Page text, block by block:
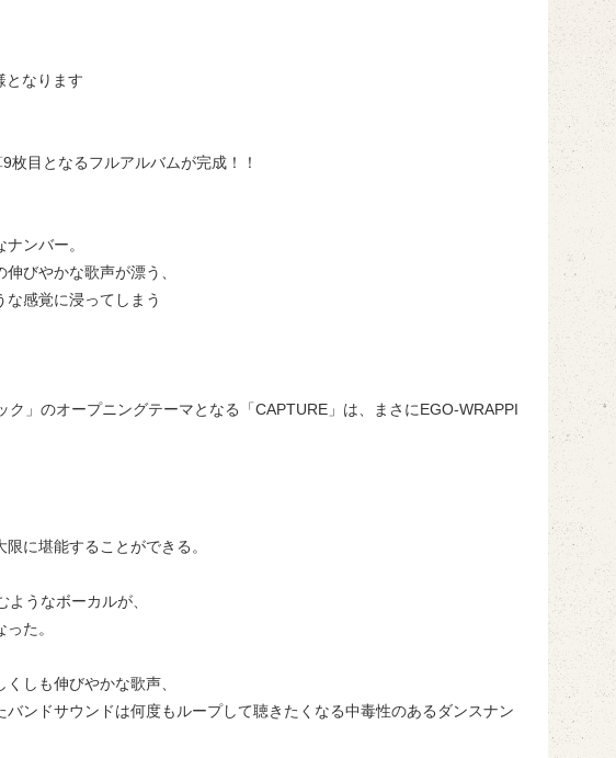
なります
目となるフルアルバムが完成！！
ンバー。
びやかな歌声が漂う、
感覚に浸ってしまう
」のオープニングテーマとなる「CAPTURE」は、まさにEGO-WRAPPI
に堪能することができる。
うなボーカルが、
た。
しも伸びやかな歌声、
ンドサウンドは何度もループして聴きたくなる中毒性のあるダンスナン